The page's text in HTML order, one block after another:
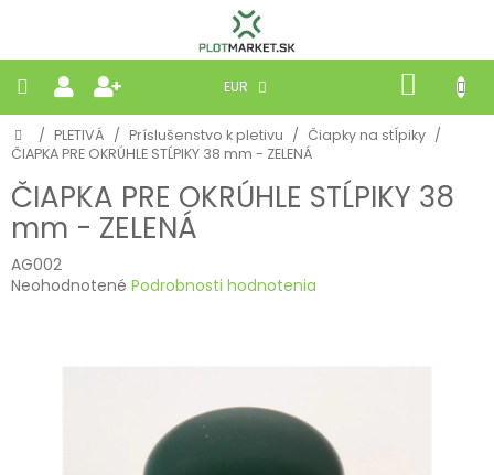
EUR
KOŠÍK
PLETIVÁ
PANELY
BRÁNY
Domov
/ PLETIVÁ / Príslušenstvo k pletivu / Čiapky na stĺpiky /
ČIAPKA PRE OKRÚHLE STĹPIKY 38 mm - ZELENÁ
ČIAPKA PRE OKRÚHLE STĹPIKY 38
mm - ZELENÁ
AG002
Priemerné
Neohodnotené Podrobnosti hodnotenia